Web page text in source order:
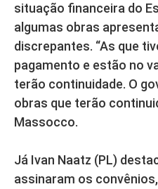
situação financeira do
algumas obras
discrepantes. “As que
pagamento e estão no
terão continuidade. O
obras que terão
Massocco.
Já Ivan Naatz (PL)
assinaram os